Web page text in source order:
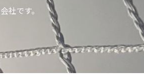
社です。